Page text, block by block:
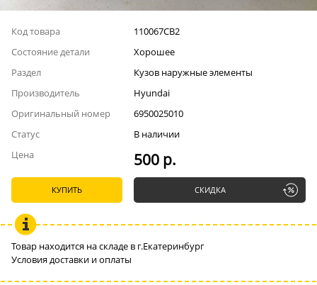
Код товара
110067СВ2
Состояние детали
Хорошее
Раздел
Кузов наружные элементы
Производитель
Hyundai
Оригинальный номер
6950025010
Статус
В наличии
Цена
500 р.
КУПИТЬ СКИДКА
Товар находится на складе в г.Екатеринбург
Условия доставки и оплаты